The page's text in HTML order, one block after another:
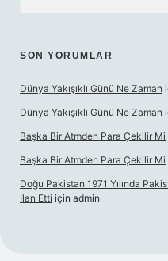
SON YORUMLAR
Dünya Yakışıklı Günü Ne Zaman
Dünya Yakışıklı Günü Ne Zaman
Başka Bir Atmden Para Çekilir Mi
Başka Bir Atmden Para Çekilir Mi
Doğu Pakistan 1971 Yılında
Ilan Etti için admin